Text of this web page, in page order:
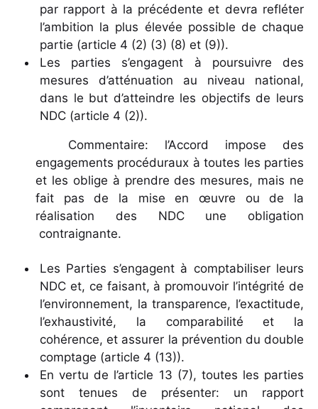
par rapport à la précédente et devra refléter
l’ambition la plus élevée possible de chaque
partie (article 4 (2) (3) (8) et (9)).
Les parties s’engagent à poursuivre des
mesures d’atténuation au niveau national,
dans le but d’atteindre les objectifs de leurs
NDC (article 4 (2)).
Commentaire: l’Accord impose des
engagements procéduraux à toutes les parties
et les oblige à prendre des mesures, mais ne
fait pas de la mise en œuvre ou de la
réalisation des NDC une obligation
contraignante.
Les Parties s’engagent à comptabiliser leurs
NDC et, ce faisant, à promouvoir l’intégrité de
l’environnement, la transparence, l’exactitude,
l’exhaustivité, la comparabilité et la
cohérence, et assurer la prévention du double
comptage (article 4 (13)).
En vertu de l’article 13 (7), toutes les parties
sont tenues de présenter: un rapport